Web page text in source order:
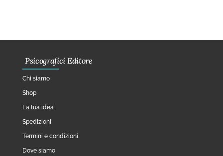
Psicografici Editore
Chi siamo
Shop
La tua idea
Spedizioni
Termini e condizioni
Dove siamo